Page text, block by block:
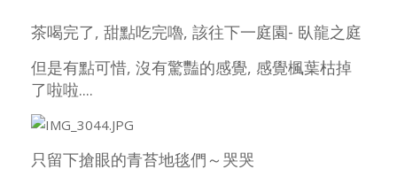
茶喝完了, 甜點吃完嚕, 該往下一庭園- 臥龍之庭
但是有點可惜, 沒有驚豔的感覺, 感覺楓葉枯掉
了啦啦....
只留下搶眼的青苔地毯們～哭哭